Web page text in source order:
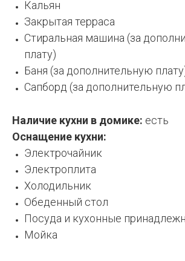
Кальян
Закрытая терраса
Стиральная машина (за
плату)
Баня (за дополнительную
Сапборд (за дополнительную
Наличие кухни в домике: есть
Оснащение кухни:
Электрочайник
Электроплита
Холодильник
Обеденный стол
Посуда и кухонные
Мойка